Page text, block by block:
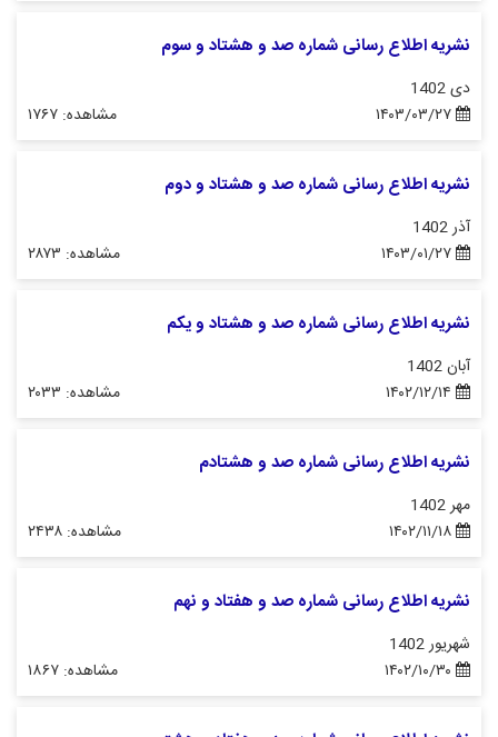
نشریه اطلاع رسانی شماره صد و هشتاد و سوم
دی 1402
مشاهده: ۱۷۶۷
نشریه اطلاع رسانی شماره صد و هشتاد و دوم
آذر 1402
مشاهده: ۲۸۷۳
نشریه اطلاع رسانی شماره صد و هشتاد و یکم
آبان 1402
مشاهده: ۲۰۳۳
نشریه اطلاع رسانی شماره صد و هشتادم
مهر 1402
مشاهده: ۲۴۳۸
نشریه اطلاع رسانی شماره صد و هفتاد و نهم
شهریور 1402
مشاهده: ۱۸۶۷